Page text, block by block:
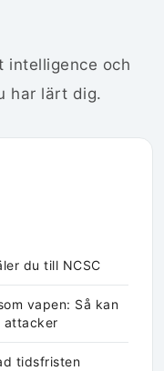
intelligence och
har lärt dig.
du till NCSC
vapen: Så kan
attacker
tidsfristen